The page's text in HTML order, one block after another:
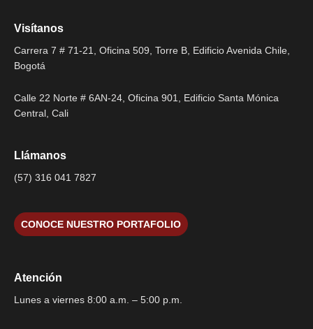
Visítanos
Carrera 7 # 71-21, Oficina 509, Torre B, Edificio Avenida Chile,
Bogotá
Calle 22 Norte # 6AN-24, Oficina 901, Edificio Santa Mónica
Central, Cali
Llámanos
(57) 316 041 7827
CONOCE NUESTRO PORTAFOLIO
Atención
Lunes a viernes 8:00 a.m. – 5:00 p.m.